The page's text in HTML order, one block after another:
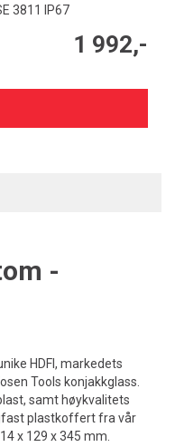
3811 IP67
1 992,-
-
HDFI, markedets
Tools konjakkglass.
samt høykvalitets
plastkoffert fra vår
x 129 x 345 mm.